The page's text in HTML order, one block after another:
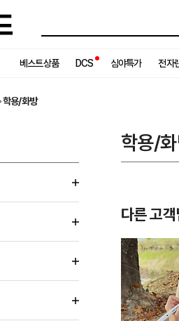
베스트상품 DCS 심야특가 전자
학용/화방
학용/
다른 고